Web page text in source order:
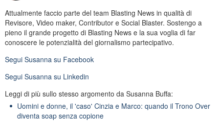
Attualmente faccio parte del team Blasting News in qualità di
Revisore, Video maker, Contributor e Social Blaster. Sostengo a
pieno il grande progetto di Blasting News e la sua voglia di far
conoscere le potenzialità del giornalismo partecipativo.
Segui Susanna su Facebook
Segui Susanna su Linkedin
Leggi di più sullo stesso argomento da Susanna Buffa:
Uomini e donne, il 'caso' Cinzia e Marco: quando il Trono Over
diventa soap senza copione